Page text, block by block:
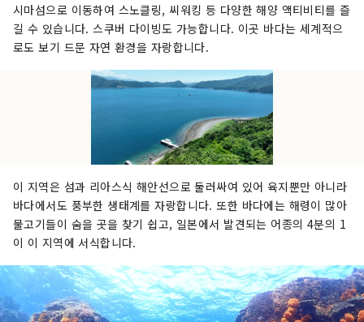
시마섬으로 이동하여 스노클링, 씨워킹 등 다양한 해양 액티비티를 즐
길 수 있습니다. 스쿠버 다이빙도 가능합니다. 이곳 바다는 세계적으
로도 보기 드문 자연 환경을 자랑합니다.
이 지역은 섬과 리아스식 해안선으로 둘러싸여 있어 육지뿐만 아니라
바다에서도 풍부한 생태계를 자랑합니다. 또한 바다에는 해령이 많아
물고기들이 숨을 곳을 찾기 쉽고, 일본에서 발견되는 어종의 4분의 1
이 이 지역에 서식합니다.